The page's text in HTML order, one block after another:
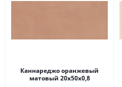
Каннареджо оранжевый
матовый 20x50x0,8